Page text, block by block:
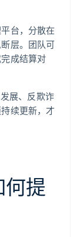
台，分散在
层。团队可
成结算对
展、反欺诈
续更新，才
提